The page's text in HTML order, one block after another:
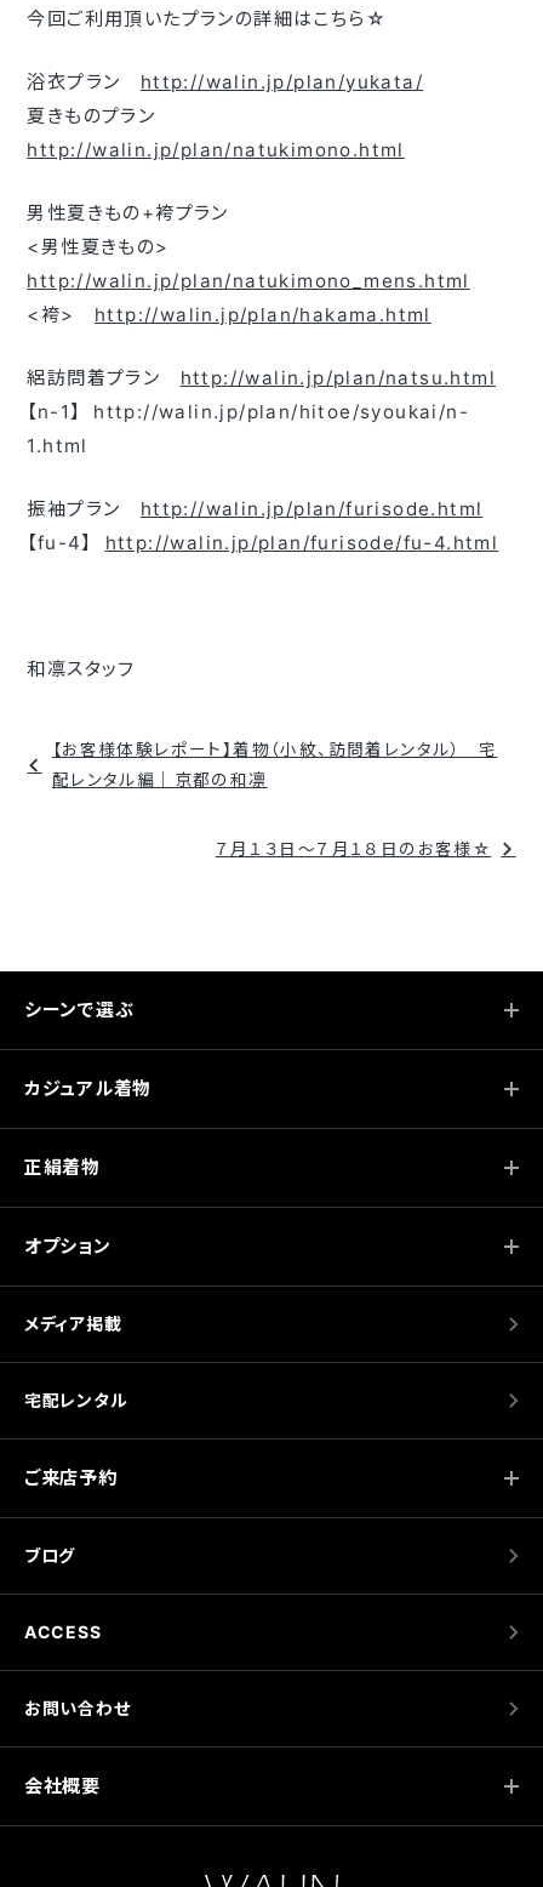
今回ご利用頂いたプランの詳細はこちら☆
浴衣プラン http://walin.jp/plan/yukata/
夏きものプラン
http://walin.jp/plan/natukimono.html
男性夏きもの+袴プラン
<男性夏きもの>
http://walin.jp/plan/natukimono_mens.html
<袴> http://walin.jp/plan/hakama.html
絽訪問着プラン http://walin.jp/plan/natsu.html
【n-1】 http://walin.jp/plan/hitoe/syoukai/n-
1.html
振袖プラン http://walin.jp/plan/furisode.html
【fu-4】 http://walin.jp/plan/furisode/fu-4.html
和凛スタッフ
稿
シ
ョ
ン
【お客様体験レポート】着物（小紋、訪問着レンタル） 宅
配レンタル編｜京都の和凛
７月１３日～７月１８日のお客様☆
シーンで選ぶ
カジュアル着物
正絹着物
オプション
メディア掲載
宅配レンタル
ご来店予約
ブログ
ACCESS
お問い合わせ
会社概要